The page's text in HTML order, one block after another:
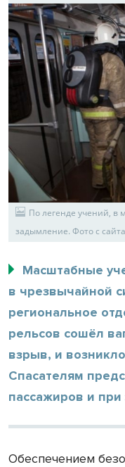
По легенде учений, в
задымление. Фото с
Масштабные
в чрезвычайной
региональное
рельсов сошёл
взрыв, и
Спасателям
пассажиров и
Обеспечением